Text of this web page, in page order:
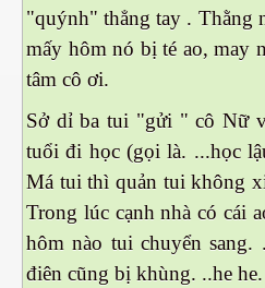
"quýnh" thẳng tay . Thằng
mấy hôm nó bị té ao, may
tâm cô ơi.
Sở dỉ ba tui "gửi " cô Nữ
tuổi đi học (gọi là. ...học
Má tui thì quản tui không
Trong lúc cạnh nhà có cái
hôm nào tui chuyển
điên cũng bị khùng. ..he